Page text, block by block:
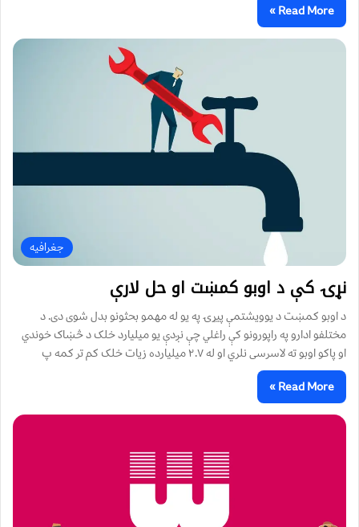
Read More »
جغرافیه
نړۍ کې د اوبو کمښت او حل لارې
د اوبو کمښت د یوویشتمې پیړۍ په یو له مهمو بحثونو بدل شوی دی. د
مختلفو ادارو په راپورونو کې راغلي چې نږدې یو میلیارد خلک د څښاک خوندي
او پاکو اوبو ته لاسرسی نلري او له ۲.۷ میلیارده زیات خلک کم تر کمه پ
Read More »